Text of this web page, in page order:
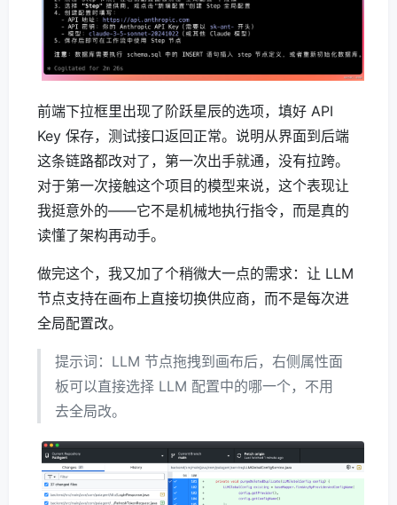
前端下拉框里出现了阶跃星辰的选项，填好 API
Key 保存，测试接口返回正常。说明从界面到后端
这条链路都改对了，第一次出手就通，没有拉跨。
对于第一次接触这个项目的模型来说，这个表现让
我挺意外的——它不是机械地执行指令，而是真的
读懂了架构再动手。
做完这个，我又加了个稍微大一点的需求：让 LLM
节点支持在画布上直接切换供应商，而不是每次进
全局配置改。
提示词：LLM 节点拖拽到画布后，右侧属性面
板可以直接选择 LLM 配置中的哪一个，不用
去全局改。